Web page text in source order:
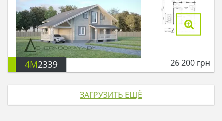
4M2339 26 200 грн
ЗАГРУЗИТЬ ЕЩЁ